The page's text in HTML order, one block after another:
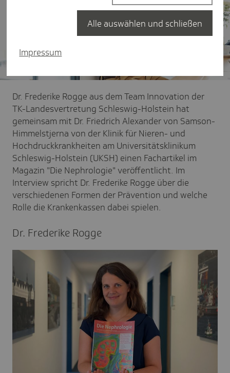
Dr. Frederike Rogge aus dem Team Innovation der
TK-Landesvertretung Schleswig-Holstein hat
gemeinsam mit Dr. Friedrich Alexander von Samson-
Himmelstjerna von der Klinik für Nieren- und
Hochdruckkrankheiten am Universitätsklinikum
Schleswig-Holstein (UKSH) einen Fachartikel im
Magazin "Die Nephrologie" veröffentlicht. Im
Interview spricht Dr. Frederike Rogge über die
verschiedenen Formen der Prävention und welche
Rolle die Krankenkassen dabei spielen.
Dr. Frede­rike Rogge
Impressum
Alle auswählen und schließen